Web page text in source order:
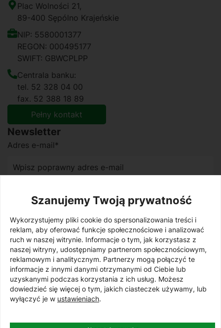
Plac Wolności 21,
89-400 Sępólno Krajeńskie
NIP: 5580001377
REGON: 000495177
SWIFT: GBWCPLPP
Centrala banku:
tel. 52 328 04 00
fax. 52 388 18 89
Pełny kontakt
Newsletter
Adres e-mail*
Akceptuje regulamin Newslettera. Zobacz treść
osobowych przez Bank Spółdzielczy w Więcborku
na potrzeby promocji i marketingu produktów i
usług
Wyrażam zgodę na otrzymywanie od Banku
Spółdzielczego informacji o charakterze
promocyjnym i marketingowym (w tym informacji
handlowych) za pomocą środków komunikacji
końcowych.
Szanujemy Twoją prywatność
Wykorzystujemy pliki cookie do spersonalizowania treści i
reklam, aby oferować funkcje społecznościowe i analizować
ruch w naszej witrynie. Informacje o tym, jak korzystasz z
naszej witryny, udostępniamy partnerom społecznościowym,
reklamowym i analitycznym. Partnerzy mogą połączyć te
informacje z innymi danymi otrzymanymi od Ciebie lub
uzyskanymi podczas korzystania z ich usług. Możesz
dowiedzieć się więcej o tym, jakich ciasteczek używamy, lub
wyłączyć je w ustawieniach.